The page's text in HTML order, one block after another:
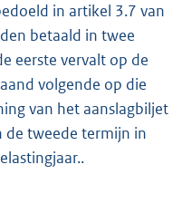
in artikel 3.7 van
betaald in twee
eerste vervalt op de
volgende op die
van het aanslagbiljet
de tweede termijn in